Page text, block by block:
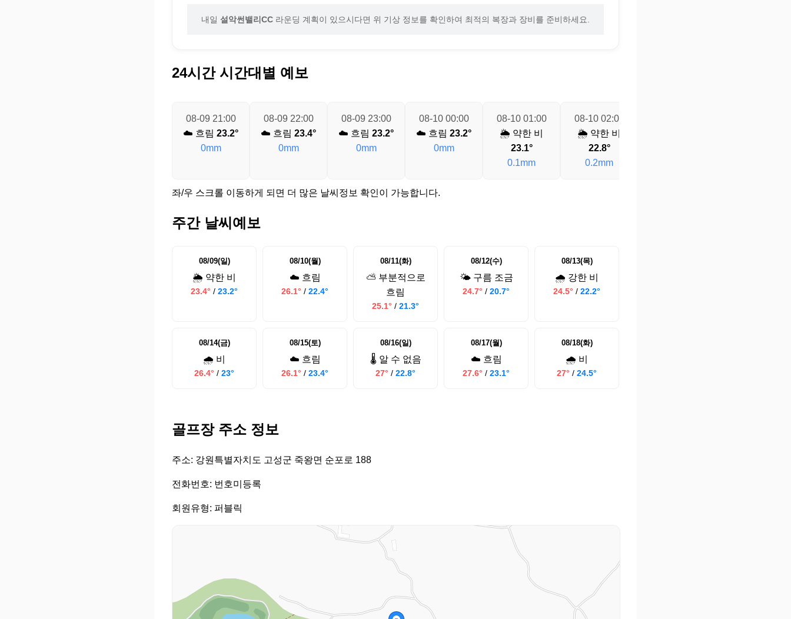
내일 설악썬밸리CC 라운딩 계획이 있으시다면 위 기상 정보를 확인하여 최적의 복장과 장비를 준비하세요.
24시간 시간대별 예보
08-09 21:00
☁️ 흐림 23.2°
0mm
08-09 22:00
☁️ 흐림 23.4°
0mm
08-09 23:00
☁️ 흐림 23.2°
0mm
08-10 00:00
☁️ 흐림 23.2°
0mm
08-10 01:00
🌦️ 약한 비
23.1°
0.1mm
08-10 02:00
🌦️ 약한 비
22.8°
0.2mm
좌/우 스크롤 이동하게 되면 더 많은 날씨정보 확인이 가능합니다.
주간 날씨예보
08/09(일)
🌦️ 약한 비
23.4° / 23.2°
08/10(월)
☁️ 흐림
26.1° / 22.4°
08/11(화)
⛅ 부분적으로
흐림
25.1° / 21.3°
08/12(수)
🌤️ 구름 조금
24.7° / 20.7°
08/13(목)
🌧️ 강한 비
24.5° / 22.2°
08/14(금)
🌧️ 비
26.4° / 23°
08/15(토)
☁️ 흐림
26.1° / 23.4°
08/16(일)
🌡️ 알 수 없음
27° / 22.8°
08/17(월)
☁️ 흐림
27.6° / 23.1°
08/18(화)
🌧️ 비
27° / 24.5°
골프장 주소 정보
주소: 강원특별자치도 고성군 죽왕면 순포로 188
전화번호: 번호미등록
회원유형: 퍼블릭